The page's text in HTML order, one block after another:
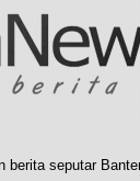
seputar